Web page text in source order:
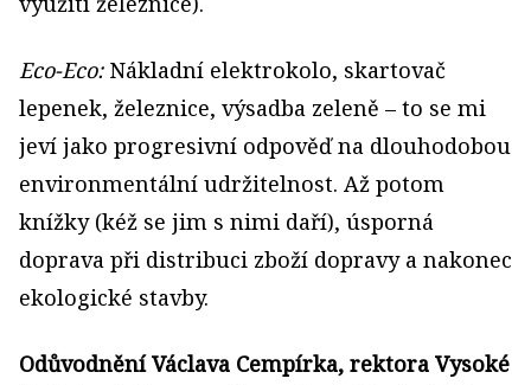
Eco-Eco:Nákladní elektrokolo, skartovač
lepenek, železnice, výsadba zeleně – to se mi
jeví jako progresivní odpověď na dlouhodobou
environmentální udržitelnost. Až potom
knížky (kéž se jim s nimi daří), úsporná
doprava při distribuci zboží dopravy a nakonec
ekologické stavby.
Odůvodnění Václava Cempírka, rektora Vysoké